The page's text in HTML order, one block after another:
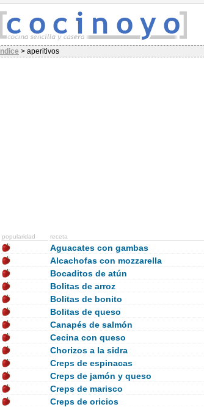
Índice > aperitivos
popularidad receta
Aguacates con gambas
Alcachofas con mozzarella
Bocaditos de atún
Bolitas de arroz
Bolitas de bonito
Bolitas de queso
Canapés de salmón
Cecina con queso
Chorizos a la sidra
Creps de espinacas
Creps de jamón y queso
Creps de marisco
Creps de oricios